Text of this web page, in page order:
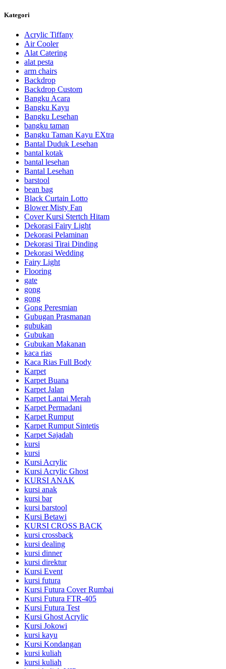
Kategori
Acrylic Tiffany
Air Cooler
Alat Catering
alat pesta
arm chairs
Backdrop
Backdrop Custom
Bangku Acara
Bangku Kayu
Bangku Lesehan
bangku taman
Bangku Taman Kayu EXtra
Bantal Duduk Lesehan
bantal kotak
bantal lesehan
Bantal Lesehan
barstool
bean bag
Black Curtain Lotto
Blower Misty Fan
Cover Kursi Stertch Hitam
Dekorasi Fairy Light
Dekorasi Pelaminan
Dekorasi Tirai Dinding
Dekorasi Wedding
Fairy Light
Flooring
gate
gong
gong
Gong Peresmian
Gubugan Prasmanan
gubukan
Gubukan
Gubukan Makanan
kaca rias
Kaca Rias Full Body
Karpet
Karpet Buana
Karpet Jalan
Karpet Lantai Merah
Karpet Permadani
Karpet Rumput
Karpet Rumput Sintetis
Karpet Sajadah
kursi
kursi
Kursi Acrylic
Kursi Acrylic Ghost
KURSI ANAK
kursi anak
kursi bar
kursi barstool
Kursi Betawi
KURSI CROSS BACK
kursi crossback
kursi dealing
kursi dinner
kursi direktur
Kursi Event
kursi futura
Kursi Futura Cover Rumbai
Kursi Futura FTR-405
Kursi Futura Test
Kursi Ghost Acrylic
Kursi Jokowi
kursi kayu
Kursi Kondangan
kursi kuliah
kursi kuliah